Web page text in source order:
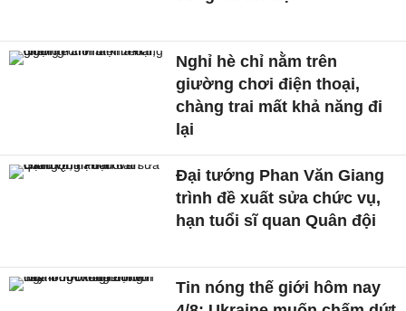
Nghỉ hè chỉ nằm trên
giường chơi điện thoại,
chàng trai mất khả năng đi
lại
Đại tướng Phan Văn Giang
trình đề xuất sửa chức vụ,
hạn tuổi sĩ quan Quân đội
Tin nóng thế giới hôm nay